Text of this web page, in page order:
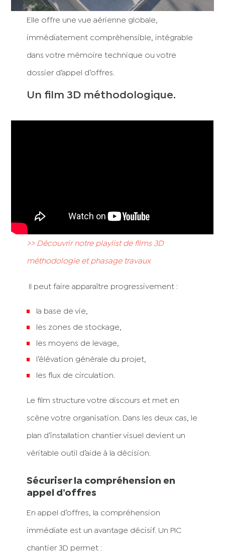
Elle offre une vue aérienne globale,
immédiatement compréhensible, intégrable
dans votre mémoire technique ou votre
dossier d’appel d’offres.
Un film 3D méthodologique.
>> Découvrir notre playlist de films 3D
méthodologie et phasage travaux
Il peut faire apparaître progressivement :
la base de vie,
les zones de stockage,
les moyens de levage,
l’élévation générale du projet,
les flux de circulation.
Le film structure votre discours et met en
scène votre organisation. Dans les deux cas, le
plan d’installation chantier visuel devient un
véritable outil d’aide à la décision.
Sécuriser la compréhension en
appel d’offres
En appel d’offres, la compréhension
immédiate est un avantage décisif. Un PIC
chantier 3D permet :